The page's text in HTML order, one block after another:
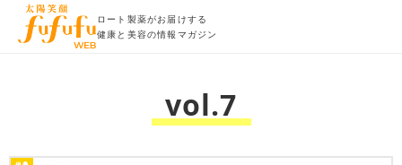
ロート製薬がお届けする
健康と美容の情報マガジン
vol.7